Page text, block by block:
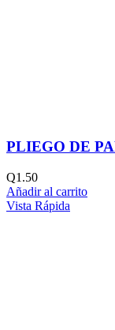
PLIEGO DE
Q1.50
Añadir al carrito
Vista Rápida